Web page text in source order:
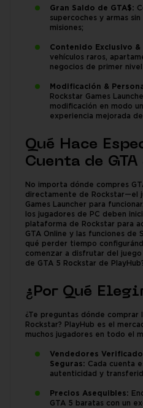
Gran Saldo de GTA$:
supercoches y armas
misiones;
Contenido Exclusivo &
vehículos raros,
negocios de primer
Modificación &
Rockstar Games
modificación en modo
experiencia mejorada de
Qué Hace
Cuenta de
No importa dónde compres
directamente de Rockstar—el
Games Launcher para
los jugadores de PC deben
plataforma de Rockstar para
GTA Online y las funciones de
qué perder tiempo
comenzar a disfrutar del
de GTA 5 Rockstar de
¿Por Qué
¿Te preguntas dónde comprar
Rockstar? PlayHub es el
muchos jugadores en todo el
Vendedores
Seguras: Cada cuenta
autenticidad y
Precios Asequibles:
GTA 5 baratas con un